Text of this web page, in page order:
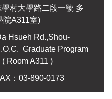
村大學路二段一號 多
院A311室)
Hsueh Rd.,Shou-
Graduate Program
Room A311 )
：03-890-0173